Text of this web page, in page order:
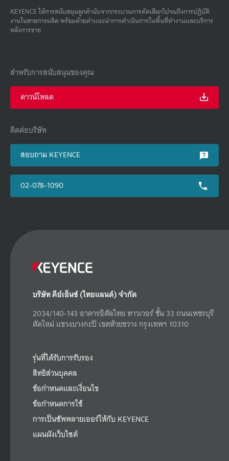
KEYENCE ให้การสนับสนุนลูกค้านับจากกระบวนการคัดเลือกไปจนถึงการปฏิบัติ
งานในสายการผลิต พร้อมด้วยคําแนะนําการดําเนินการในพื้นที่ทํางานและบริการ
หลังการขาย
สำหรับการสนับสนุนของคุณ
ดาวน์โหลด
ติดต่อบริษัท
สอบถาม KEYENCE
02-078-1090
บริษัท คีย์เอ็นซ์ (ไทยแลนด์) จำกัด
2034/140-143 อาคารอิตัลไทย ทาวเวอร์ ชั้น 33 ถนนเพชรบุรี
ตัดใหม่ แขวงบางกะปิ เขตห้วยขวาง กรุงเทพฯ 10310
รุ่นที่ได้รับการรับรอง
สิทธิส่วนบุคคล
ข้อกำหนดและเงื่อนไข
ข้อกำหนดการใช้
การเป็นซัพพลายเออร์ให้กับ KEYENCE
แผนผังเว็บไซต์